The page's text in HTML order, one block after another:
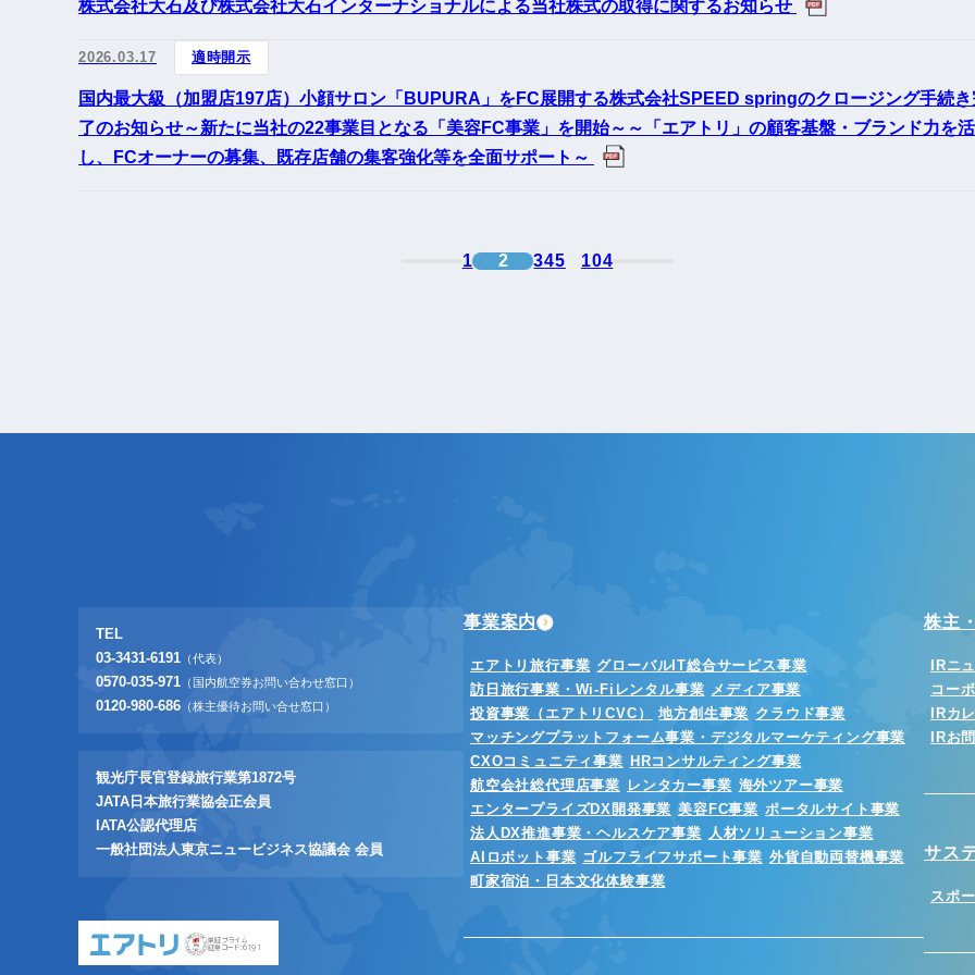
株式会社大石及び株式会社大石インターナショナルによる当社株式の取得に関するお知らせ
2026.03.17 適時開示
国内最大級（加盟店197店）小顔サロン「BUPURA」をFC展開する株式会社SPEED springのクロージング手続き
了のお知らせ～新たに当社の22事業目となる「美容FC事業」を開始～～「エアトリ」の顧客基盤・ブランド力を
し、FCオーナーの募集、既存店舗の集客強化等を全面サポート～
1 2 345 104
TEL
03-3431-6191 （代表）
0570-035-971 （国内航空券お問い合わせ窓口）
0120-980-686 （株主優待お問い合せ窓口）
観光庁長官登録旅行業第1872号
JATA日本旅行業協会正会員
IATA公認代理店
一般社団法人東京ニュービジネス協議会 会員
東証プライム
証券コード:6191
事業案内
エアトリ旅行事業 グローバルIT総合サービス事業
訪日旅行事業・Wi-Fiレンタル事業 メディア事業
投資事業（エアトリCVC）
地方創生事業 クラウド事業
マッチングプラットフォーム事業・デジタルマーケティング事業
CXOコミュニティ事業 HRコンサルティング事業
航空会社総代理店事業 レンタカー事業 海外ツアー事業
エンタープライズDX開発事業 美容FC事業 ポータルサイト事業
法人DX推進事業・ヘルスケア事業 人材ソリューション事業
AIロボット事業 ゴルフライフサポート事業 外貨自動両替機事業
町家宿泊・日本文化体験事業
株主
IRニ
コー
IRカ
IRお
サス
スポ